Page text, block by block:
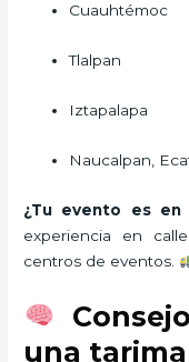
Cuauhtémoc
Tlalpan
Iztapalapa
Naucalpan,
¿Tu evento es
experiencia en
centros de eventos.
una tarima